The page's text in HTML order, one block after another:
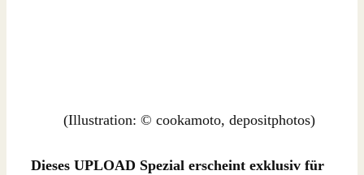
(Illustration: © cookamoto, depositphotos)
Dieses UPLOAD Spezial erscheint exklusiv für